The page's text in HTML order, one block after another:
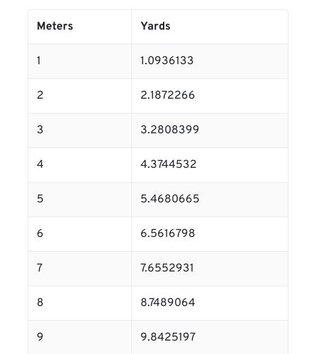
Meters Yards
1 1.0936133
2 2.1872266
3 3.2808399
4 4.3744532
5 5.4680665
6 6.5616798
7 7.6552931
8 8.7489064
9 9.8425197